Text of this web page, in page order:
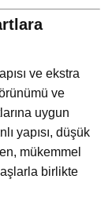
ve ekstra
ve
uygun
yapısı, düşük
mükemmel
birlikte